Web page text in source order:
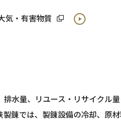
・有害物質
水量、リユース・リサイクル
錬では、製錬設備の冷却、原